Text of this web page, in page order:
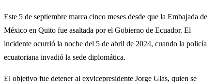
Este 5 de septiembre marca cinco meses desde que la Embajada de
México en Quito fue asaltada por el Gobierno de Ecuador. El
incidente ocurrió la noche del 5 de abril de 2024, cuando la policía
ecuatoriana invadió la sede diplomática.
El objetivo fue detener al exvicepresidente Jorge Glas, quien se